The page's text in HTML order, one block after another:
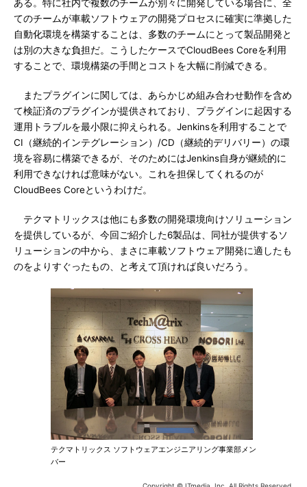
ある。特に社内で複数のチームが別々に開発している場合に、全
てのチームが車載ソフトウェアの開発プロセスに確実に準拠した
自動化環境を構築することは、多数のチームにとって製品開発と
は別の大きな負担だ。こうしたケースでCloudBees Coreを利用
することで、環境構築の手間とコストを大幅に削減できる。
またプラグインに関しては、あらかじめ組み合わせ動作を含め
て検証済のプラグインが提供されており、プラグインに起因する
運用トラブルを最小限に抑えられる。Jenkinsを利用することで
CI（継続的インテグレーション）/CD（継続的デリバリー）の環
境を容易に構築できるが、そのためにはJenkins自身が継続的に
利用できなければ意味がない。これを担保してくれるのが
CloudBees Coreというわけだ。
テクマトリックスは他にも多数の開発環境向けソリューション
を提供しているが、今回ご紹介した6製品は、同社が提供するソ
リューションの中から、まさに車載ソフトウェア開発に適したも
のをよりすぐったもの、と考えて頂ければ良いだろう。
テクマトリックス ソフトウェアエンジニアリング事業部メン
バー